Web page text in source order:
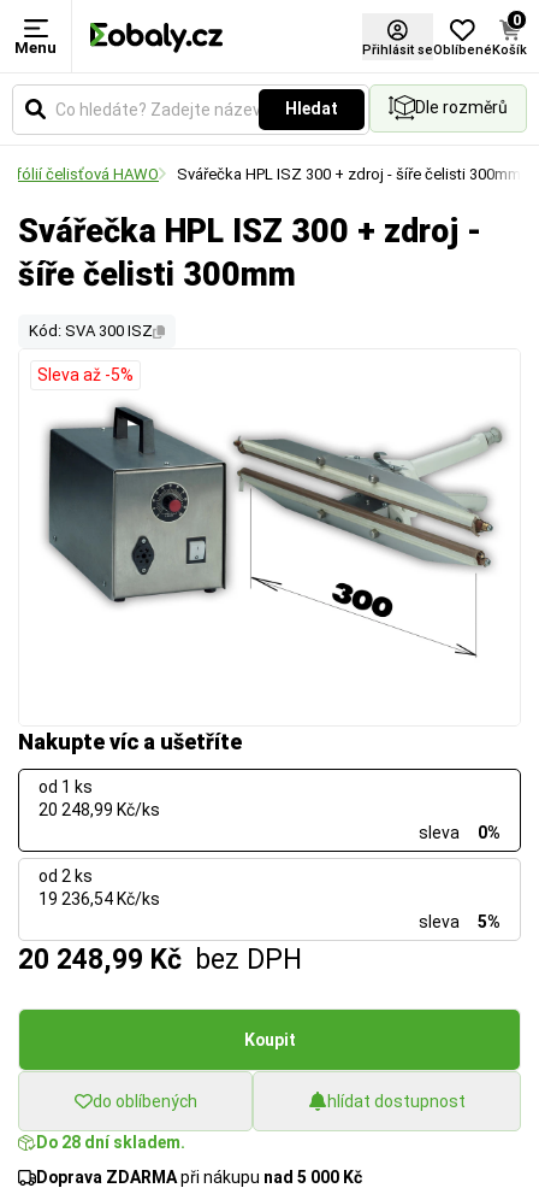
Menu Přihlásit seOblíbené
0
Košík
Hledat Dle rozměrů
fólií čelisťová HAWO Svářečka HPL ISZ 300 + zdroj - šíře čelisti 300mm
Svářečka HPL ISZ 300 + zdroj -
šíře čelisti 300mm
Kód: SVA 300 ISZ
Nakupte víc a ušetříte
od 1 ks
20 248,99 Kč/ks
sleva
0%
od 2 ks
19 236,54 Kč/ks
sleva
5%
20 248,99 Kč bez DPH
Koupit
do oblíbených hlídat dostupnost
Do 28 dní skladem.
Doprava ZDARMApři nákupu nad 5 000 Kč
Sleva až -5%